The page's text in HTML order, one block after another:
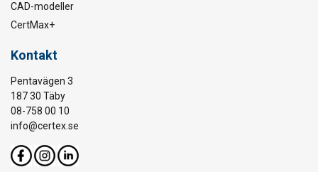
CAD-modeller
CertMax+
Kontakt
Pentavägen 3
187 30 Täby
08-758 00 10
info@certex.se